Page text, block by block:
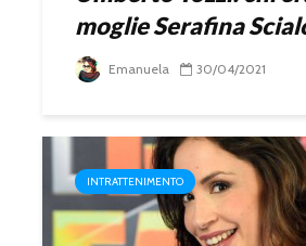
moglie Serafina
Emanuela 30/04/2021
INTRATTENIMENTO